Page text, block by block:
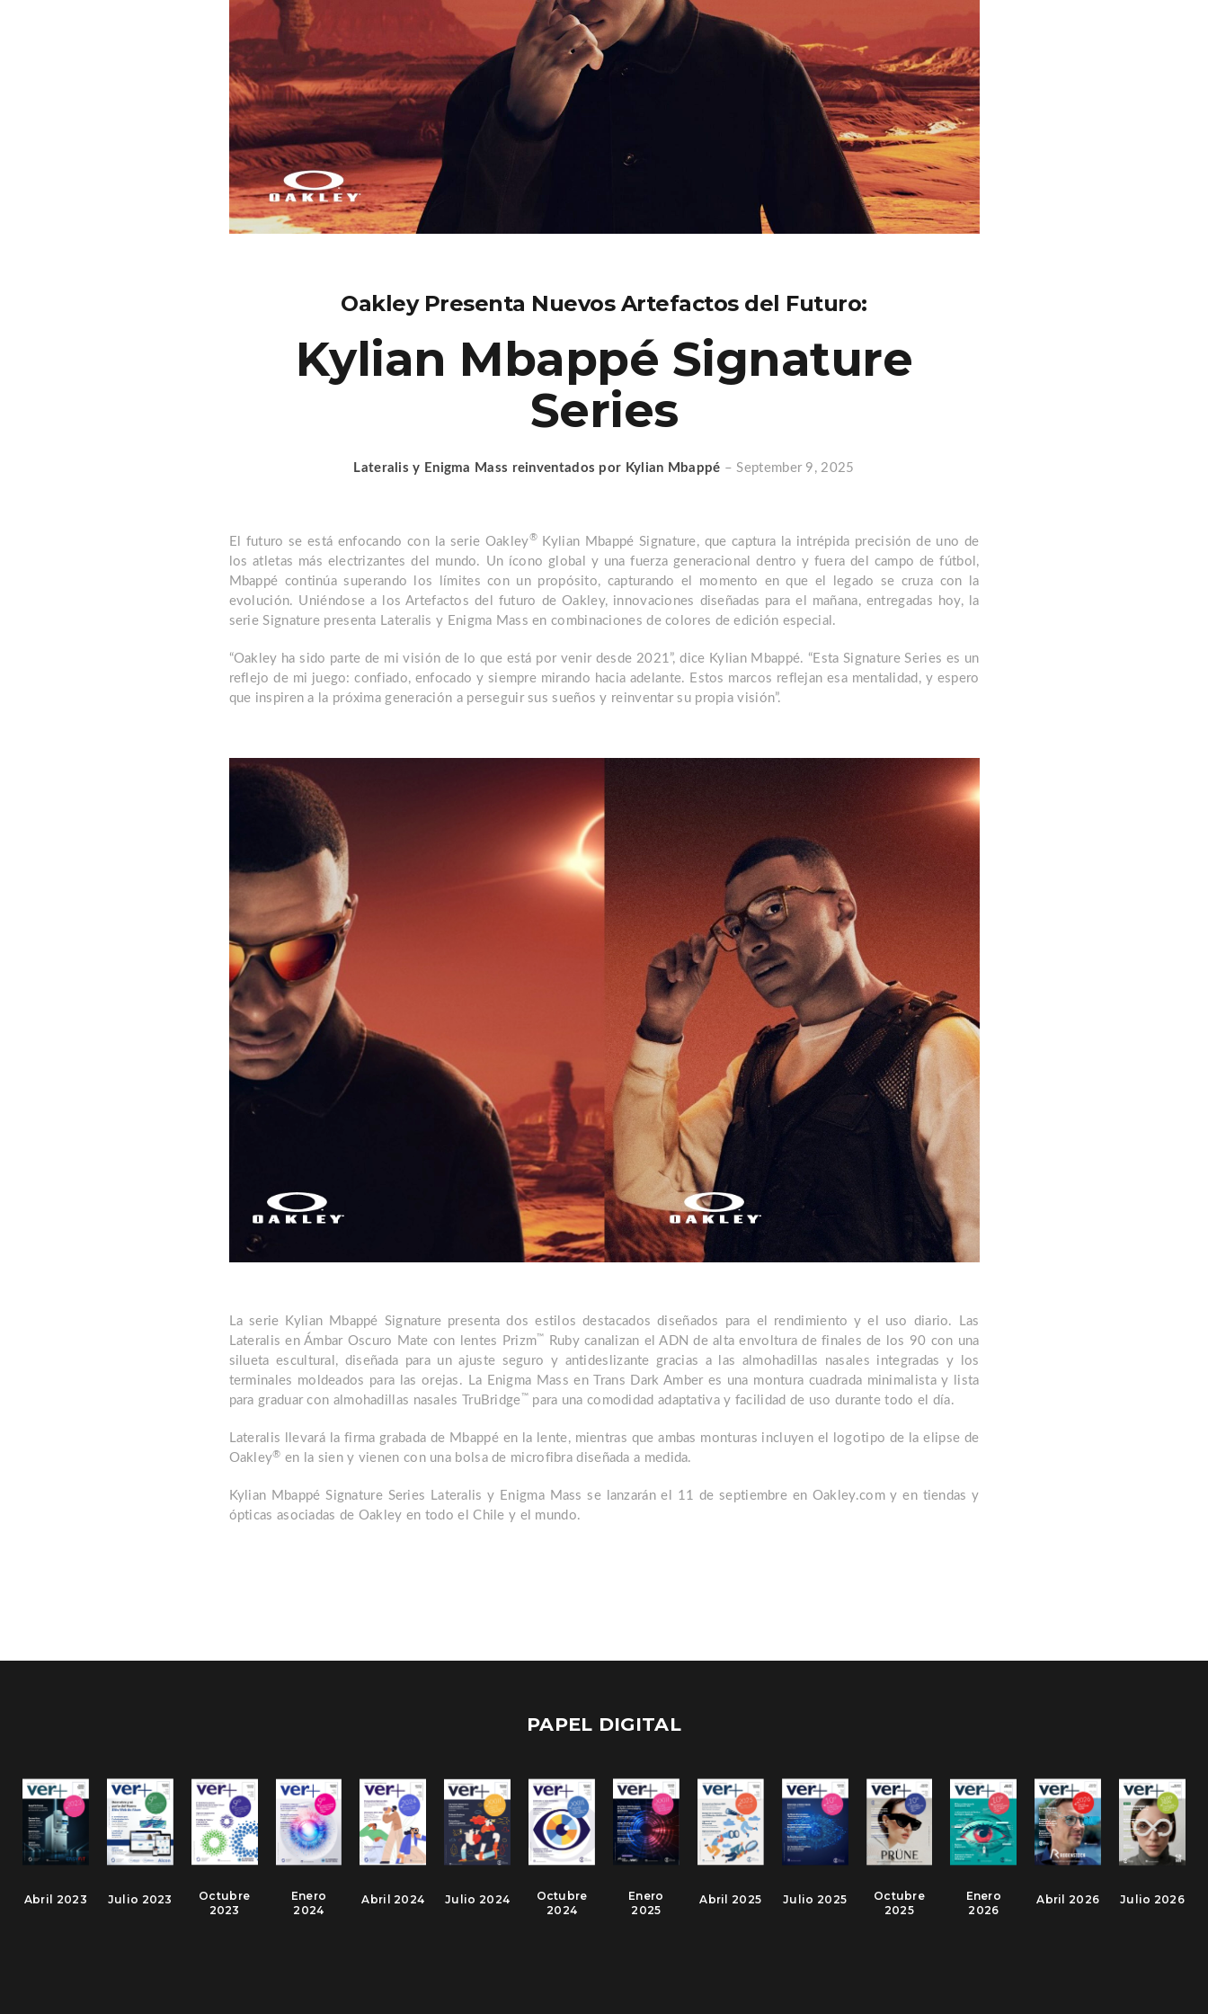
Oakley Presenta Nuevos Artefactos del Futuro:
Kylian Mbappé Signature
Series
Lateralis y Enigma Mass reinventados por Kylian Mbappé – September 9, 2025
El futuro se está enfocando con la serie Oakley®Kylian Mbappé Signature, que captura la intrépida precisión de uno de
los atletas más electrizantes del mundo. Un ícono global y una fuerza generacional dentro y fuera del campo de fútbol,
Mbappé continúa superando los límites con un propósito, capturando el momento en que el legado se cruza con la
evolución. Uniéndose a los Artefactos del futuro de Oakley, innovaciones diseñadas para el mañana, entregadas hoy, la
serie Signature presenta Lateralis y Enigma Mass en combinaciones de colores de edición especial.
“Oakley ha sido parte de mi visión de lo que está por venir desde 2021”, dice Kylian Mbappé. “Esta Signature Series es un
reflejo de mi juego: confiado, enfocado y siempre mirando hacia adelante. Estos marcos reflejan esa mentalidad, y espero
que inspiren a la próxima generación a perseguir sus sueños y reinventar su propia visión”.
La serie Kylian Mbappé Signature presenta dos estilos destacados diseñados para el rendimiento y el uso diario. Las
Lateralis en Ámbar Oscuro Mate con lentes Prizm™
Ruby canalizan el ADN de alta envoltura de finales de los 90 con una
silueta escultural, diseñada para un ajuste seguro y antideslizante gracias a las almohadillas nasales integradas y los
terminales moldeados para las orejas. La Enigma Mass en Trans Dark Amber es una montura cuadrada minimalista y lista
para graduar con almohadillas nasales TruBridge™ para una comodidad adaptativa y facilidad de uso durante todo el día.
Lateralis llevará la firma grabada de Mbappé en la lente, mientras que ambas monturas incluyen el logotipo de la elipse de
Oakley® en la sien y vienen con una bolsa de microfibra diseñada a medida.
Kylian Mbappé Signature Series Lateralis y Enigma Mass se lanzarán el 11 de septiembre en Oakley.com y en tiendas y
ópticas asociadas de Oakley en todo el Chile y el mundo.
PAPEL DIGITAL
Julio 2026
Abril 2026
Enero
2026
Octubre
2025
Julio 2025
Abril 2025
Enero
2025
Octubre
2024
Julio 2024
Abril 2024
Enero
2024
Octubre
2023
Julio 2023
Abril 2023